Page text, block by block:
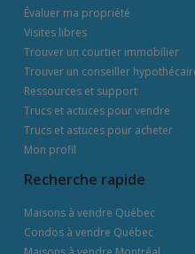
Évaluer ma propriété
Visites libres
Trouver un courtier immobilier
Trouver un conseiller
Ressources et support
Trucs et actuces pour vendre
Trucs et astuces pour acheter
Mon profil
Recherche rapide
Maisons à vendre Québec
Condos à vendre Québec